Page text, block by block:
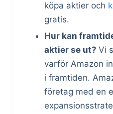
köpa aktier och
gratis.
Hur kan
aktier se ut?Vi
varför Amazon
i framtiden.
företag med en